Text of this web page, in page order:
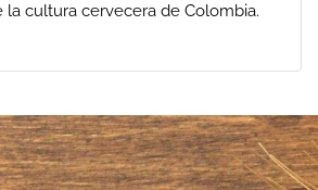
la cultura cervecera de Colombia.